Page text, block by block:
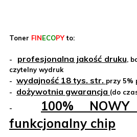
Toner FINECOPYto:
- profesjonalna jakość druku,
czytelny wydruk
- wydajność 18 tys. str. przy 5%
- dożywotnia gwarancja (do
-
100% NOWY
funkcjonalny chip